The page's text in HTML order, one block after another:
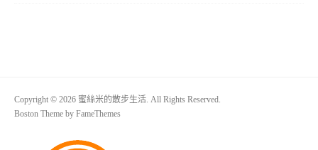
Copyright © 2026 蜜絲米的散步生活. All Rights Reserved.
Boston Theme by FameThemes